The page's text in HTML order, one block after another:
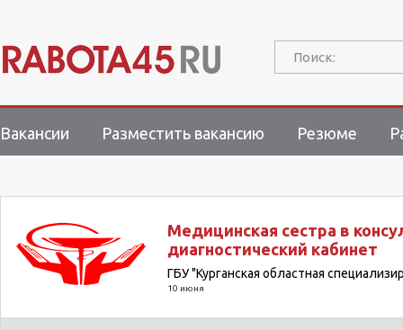
Поиск:
Вакансии Разместить вакансию Резюме
Медицинская сестра в
диагностический кабинет
ГБУ "Курганская областная
10 июня